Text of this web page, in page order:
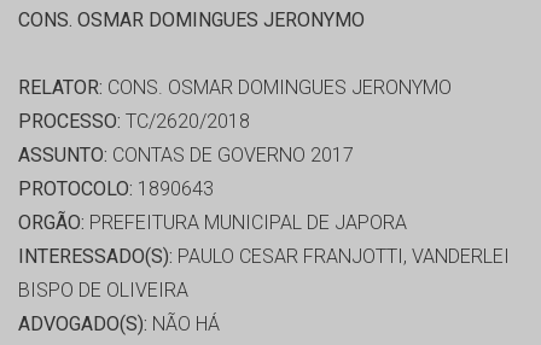
CONS. OSMAR DOMINGUES JERONYMO
RELATOR: CONS. OSMAR DOMINGUES JERONYMO
PROCESSO: TC/2620/2018
ASSUNTO: CONTAS DE GOVERNO 2017
PROTOCOLO: 1890643
ORGÃO: PREFEITURA MUNICIPAL DE JAPORA
INTERESSADO(S): PAULO CESAR FRANJOTTI, VANDERLEI
BISPO DE OLIVEIRA
ADVOGADO(S): NÃO HÁ